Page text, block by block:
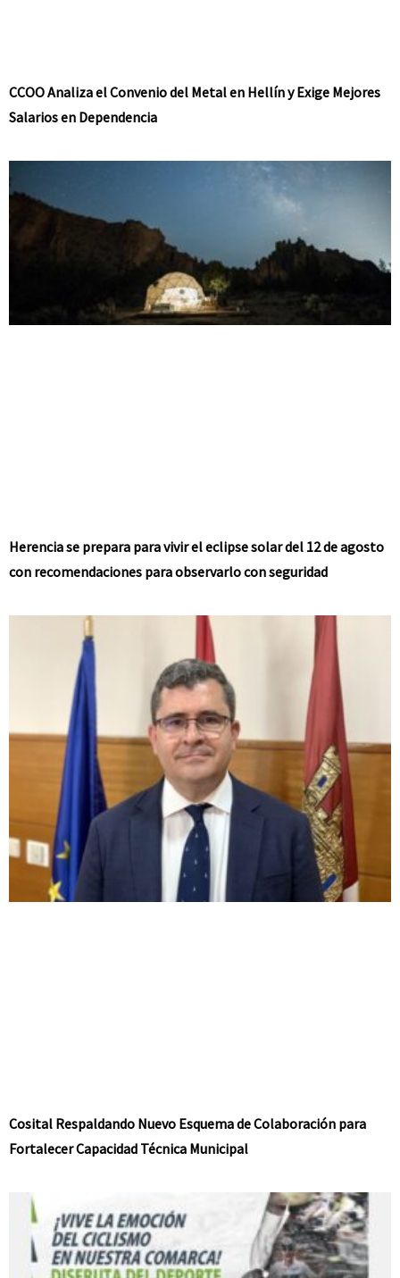
CCOO Analiza el Convenio del Metal en Hellín y Exige Mejores
Salarios en Dependencia
Herencia se prepara para vivir el eclipse solar del 12 de agosto
con recomendaciones para observarlo con seguridad
Cosital Respaldando Nuevo Esquema de Colaboración para
Fortalecer Capacidad Técnica Municipal